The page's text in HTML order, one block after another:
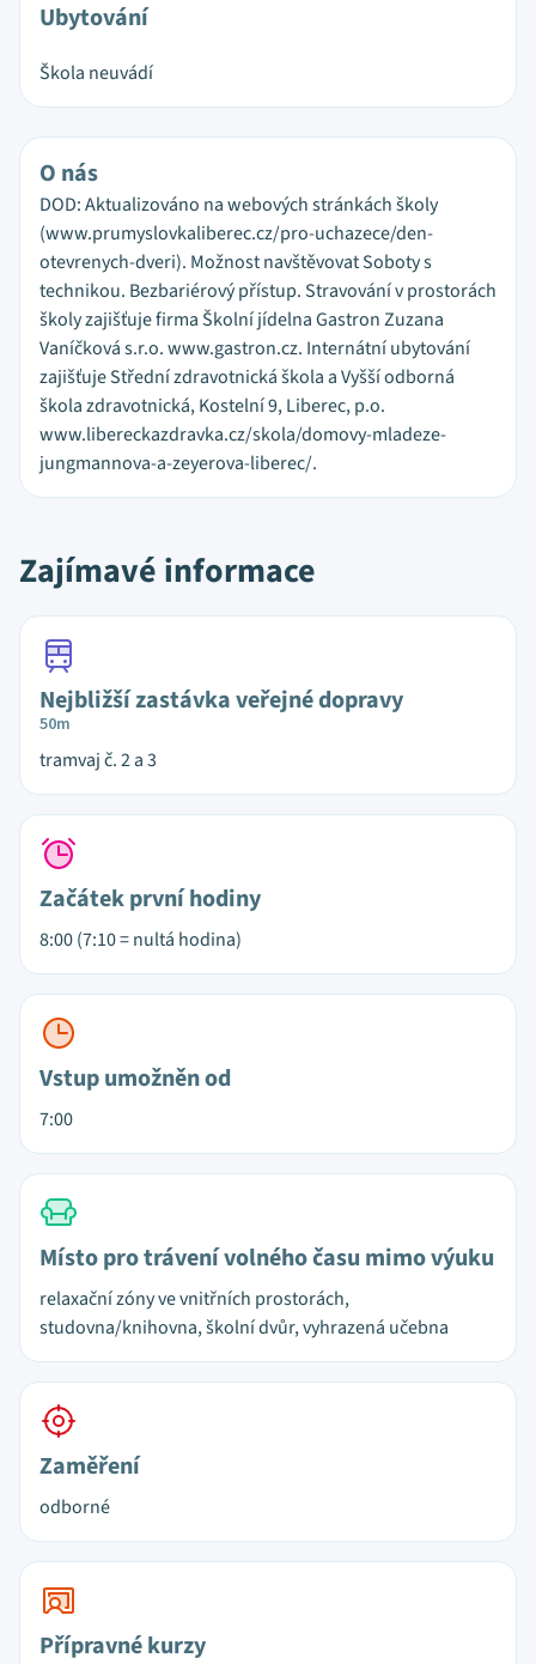
Ubytování
Škola neuvádí
O nás
DOD: Aktualizováno na webových stránkách školy
(www.prumyslovkaliberec.cz/pro-uchazece/den-
otevrenych-dveri). Možnost navštěvovat Soboty s
technikou. Bezbariérový přístup. Stravování v prostorách
školy zajišťuje firma Školní jídelna Gastron Zuzana
Vaníčková s.r.o. www.gastron.cz. Internátní ubytování
zajišťuje Střední zdravotnická škola a Vyšší odborná
škola zdravotnická, Kostelní 9, Liberec, p.o.
www.libereckazdravka.cz/skola/domovy-mladeze-
jungmannova-a-zeyerova-liberec/.
Zajímavé informace
Nejbližší zastávka veřejné dopravy
50m
tramvaj č. 2 a 3
Začátek první hodiny
8:00 (7:10 = nultá hodina)
Vstup umožněn od
7:00
Místo pro trávení volného času mimo výuku
relaxační zóny ve vnitřních prostorách,
studovna/knihovna, školní dvůr, vyhrazená učebna
Zaměření
odborné
Přípravné kurzy